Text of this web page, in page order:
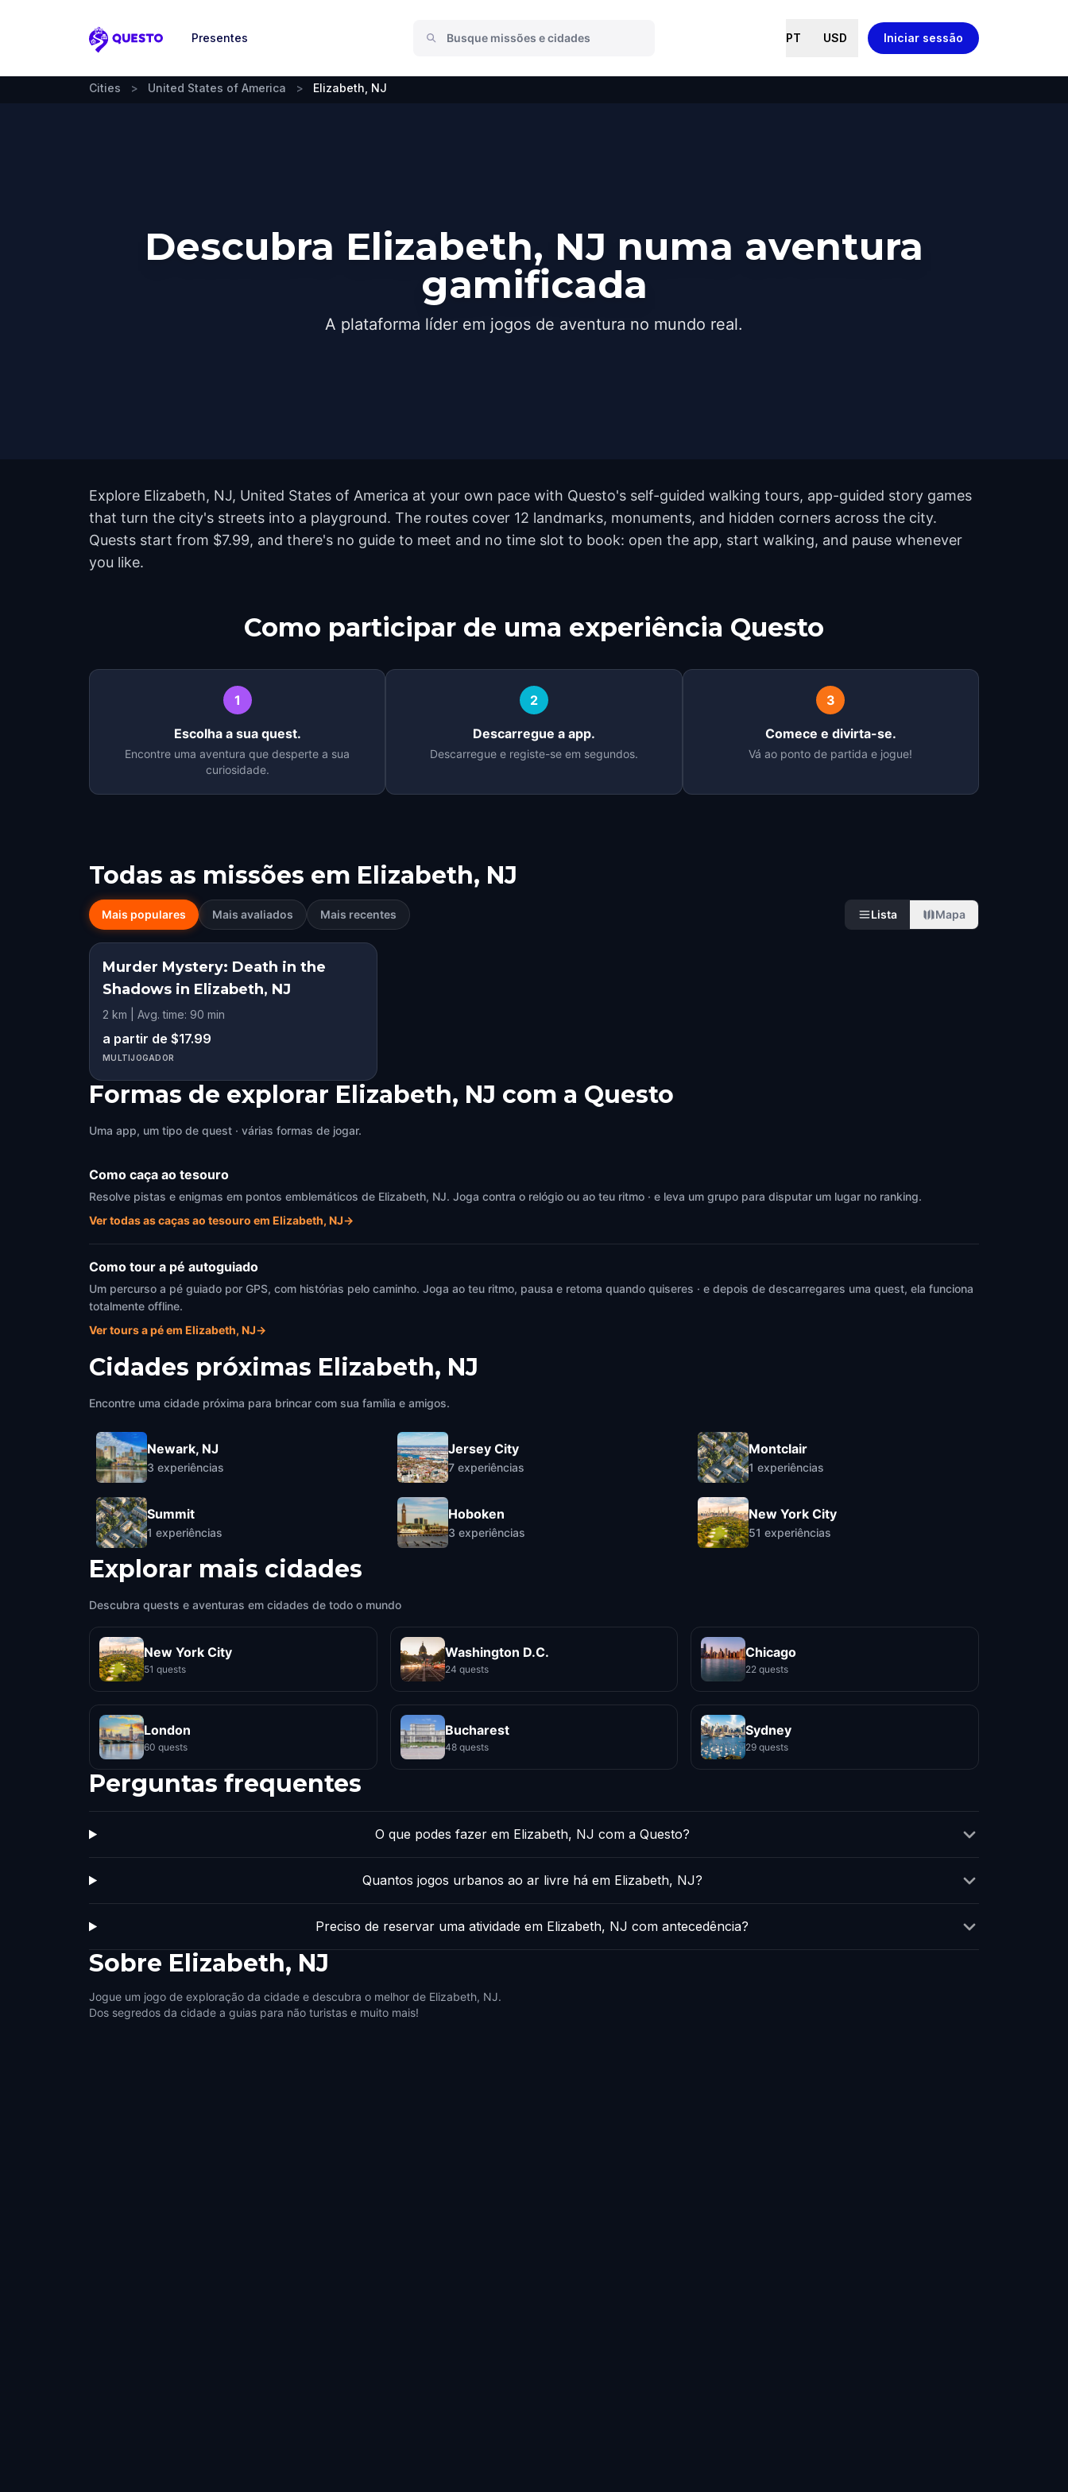
Questo
Presentes PT USD Iniciar sessão
Cities > United States of America > Elizabeth, NJ
Descubra Elizabeth, NJ numa aventura
gamificada
A plataforma líder em jogos de aventura no mundo real.
Explore Elizabeth, NJ, United States of America at your own pace with Questo's self-guided walking tours, app-guided story games
that turn the city's streets into a playground. The routes cover 12 landmarks, monuments, and hidden corners across the city.
Quests start from $7.99, and there's no guide to meet and no time slot to book: open the app, start walking, and pause whenever
you like.
Como participar de uma experiência Questo
1
Escolha a sua quest.
Encontre uma aventura que desperte a sua
curiosidade.
2
Descarregue a app.
Descarregue e registe-se em segundos.
3
Comece e divirta-se.
Vá ao ponto de partida e jogue!
Todas as missões em Elizabeth, NJ
Mais populares Mais avaliados Mais recentes Lista Mapa
Murder Mystery: Death in the
Shadows in Elizabeth, NJ
2 km | Avg. time: 90 min
a partir de $17.99
MULTIJOGADOR
Formas de explorar Elizabeth, NJ com a Questo
Uma app, um tipo de quest · várias formas de jogar.
Como caça ao tesouro
Resolve pistas e enigmas em pontos emblemáticos de Elizabeth, NJ. Joga contra o relógio ou ao teu ritmo · e leva um grupo para disputar um lugar no ranking.
Ver todas as caças ao tesouro em Elizabeth, NJ→
Como tour a pé autoguiado
Um percurso a pé guiado por GPS, com histórias pelo caminho. Joga ao teu ritmo, pausa e retoma quando quiseres · e depois de descarregares uma quest, ela funciona
totalmente offline.
Ver tours a pé em Elizabeth, NJ→
Cidades próximas Elizabeth, NJ
Encontre uma cidade próxima para brincar com sua família e amigos.
Newark, NJ
3 experiências
Summit
1 experiências
Jersey City
7 experiências
Hoboken
3 experiências
Montclair
1 experiências
New York City
51 experiências
Explorar mais cidades
Descubra quests e aventuras em cidades de todo o mundo
New York City
51 quests
Washington D.C.
24 quests
Chicago
22 quests
London
60 quests
Bucharest
48 quests
Sydney
29 quests
Perguntas frequentes
O que podes fazer em Elizabeth, NJ com a Questo?
Quantos jogos urbanos ao ar livre há em Elizabeth, NJ?
Preciso de reservar uma atividade em Elizabeth, NJ com antecedência?
Sobre Elizabeth, NJ
Jogue um jogo de exploração da cidade e descubra o melhor de Elizabeth, NJ.
Dos segredos da cidade a guias para não turistas e muito mais!